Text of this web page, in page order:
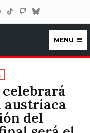
MENU
celebrará
austriaca
del